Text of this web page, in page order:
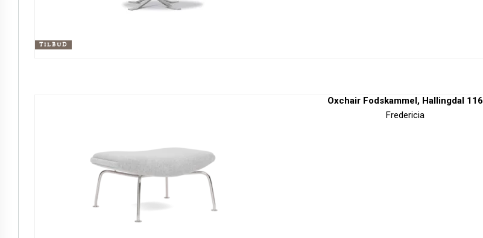
TILBUD
Oxchair Fodskammel, Hallingdal 116
Fredericia